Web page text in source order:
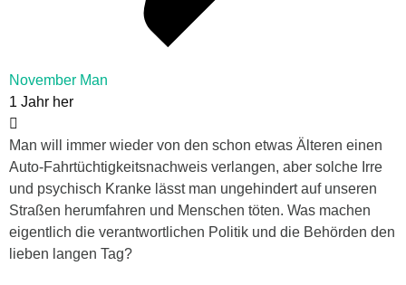
November Man
1 Jahr her
Man will immer wieder von den schon etwas Älteren einen
Auto-Fahrtüchtigkeitsnachweis verlangen, aber solche Irre
und psychisch Kranke lässt man ungehindert auf unseren
Straßen herumfahren und Menschen töten. Was machen
eigentlich die verantwortlichen Politik und die Behörden den
lieben langen Tag?